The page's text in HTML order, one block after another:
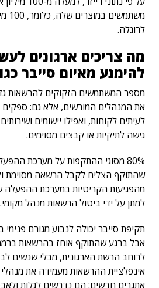
לרוגלה.
מה צריכים ארגונים
להימנע מאיום סייבר
מספר המשתמשים הזקוקים להרשאות
את המנהלים המורשים, אלא גם: ספקים
לעיתים לקוחות, ואפילו יישומים
גישה לתיקיות או קבצים מסוימים.
80% מסוגי ההתקפות על מערכת
מהפגיעות הקריטיות במערכת ההפעלה
למתן על ידי ביטול הרשאות מנהל מקומי.
תקיפת סייבר יכולה לנבוע מגורם פנימי
אבל ברגע שהתוקף אוחז בהרשאות ברמת
לרוחב הרשת הארגונית, מבלי שנשים
אינפלציית ההרשאות מעמידה את
אתגרים חדשים: הם נדרשים לגלות